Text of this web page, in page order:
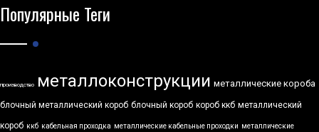
Популярные Теги
производство металлоконструкции металлические короба
блочный металлический короб блочный короб короб ккб металлический
короб ккб кабельная проходка металлические кабельные проходки металлические